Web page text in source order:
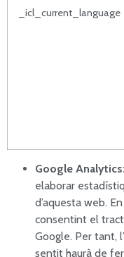
_icl_current_language
Google Analytics:
elaborar
d’aquesta web.
consentint el
Google. Per tant,
sentit haurà de